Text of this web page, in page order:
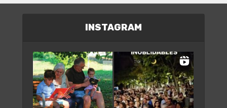
INSTAGRAM